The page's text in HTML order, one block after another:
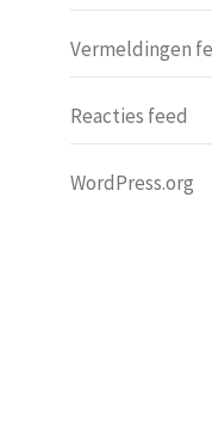
Vermeldingen
Reacties feed
WordPress.org